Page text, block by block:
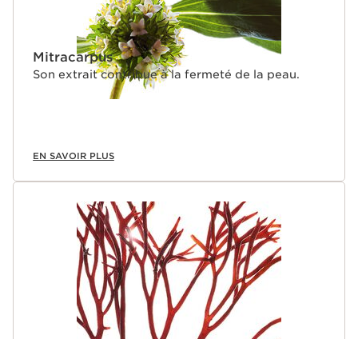
Mitracarpus
Son extrait contribue à la fermeté de la peau.
EN SAVOIR PLUS